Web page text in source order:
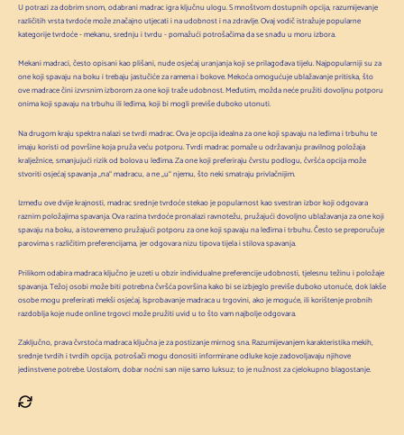
U potrazi za dobrim snom, odabrani madrac igra ključnu ulogu. S mnoštvom dostupnih opcija, razumijevanje
različitih vrsta tvrdoće može značajno utjecati i na udobnost i na zdravlje. Ovaj vodič istražuje popularne
kategorije tvrdoće - mekanu, srednju i tvrdu - pomažući potrošačima da se snađu u moru izbora.
Mekani madraci, često opisani kao plišani, nude osjećaj uranjanja koji se prilagođava tijelu. Najpopularniji su za
one koji spavaju na boku i trebaju jastučiće za ramena i bokove. Mekoća omogućuje ublažavanje pritiska, što
ove madrace čini izvrsnim izborom za one koji traže udobnost. Međutim, možda neće pružiti dovoljnu potporu
onima koji spavaju na trbuhu ili leđima, koji bi mogli previše duboko utonuti.
Na drugom kraju spektra nalazi se tvrdi madrac. Ova je opcija idealna za one koji spavaju na leđima i trbuhu te
imaju koristi od površine koja pruža veću potporu. Tvrdi madrac pomaže u održavanju pravilnog položaja
kralježnice, smanjujući rizik od bolova u leđima. Za one koji preferiraju čvrstu podlogu, čvršća opcija može
stvoriti osjećaj spavanja „na“ madracu, a ne „u“ njemu, što neki smatraju privlačnijim.
Između ove dvije krajnosti, madrac srednje tvrdoće stekao je popularnost kao svestran izbor koji odgovara
raznim položajima spavanja. Ova razina tvrdoće pronalazi ravnotežu, pružajući dovoljno ublažavanja za one koji
spavaju na boku, a istovremeno pružajući potporu za one koji spavaju na leđima i trbuhu. Često se preporučuje
parovima s različitim preferencijama, jer odgovara nizu tipova tijela i stilova spavanja.
Prilikom odabira madraca ključno je uzeti u obzir individualne preferencije udobnosti, tjelesnu težinu i položaje
spavanja. Težoj osobi može biti potrebna čvršća površina kako bi se izbjeglo previše duboko utonuće, dok lakše
osobe mogu preferirati mekši osjećaj. Isprobavanje madraca u trgovini, ako je moguće, ili korištenje probnih
razdoblja koje nude online trgovci može pružiti uvid u to što vam najbolje odgovara.
Zaključno, prava čvrstoća madraca ključna je za postizanje mirnog sna. Razumijevanjem karakteristika mekih,
srednje tvrdih i tvrdih opcija, potrošači mogu donositi informirane odluke koje zadovoljavaju njihove
jedinstvene potrebe. Uostalom, dobar noćni san nije samo luksuz; to je nužnost za cjelokupno blagostanje.